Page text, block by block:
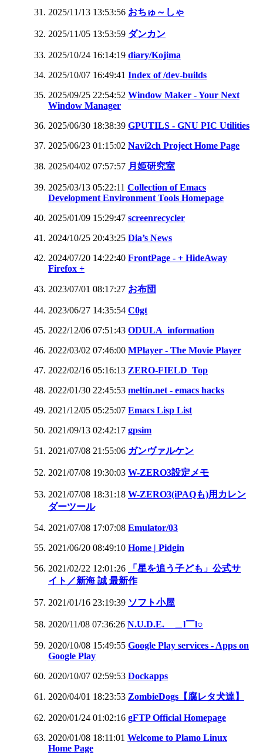
2025/11/13 13:53:56 おちゅ～しゃ
2025/11/05 13:53:59 ダンカン
2025/10/24 16:14:19 diary/Kojima
2025/10/07 16:49:41 Index of /dev-builds
2025/09/25 22:54:52 Window Maker - Your Next
Window Manager
2025/06/30 18:38:39 GPUTILS - GNU PIC Utilities
2025/06/23 01:15:02 Navi2ch Project Home Page
2025/04/02 07:57:57 月姫研究室
2025/03/13 05:22:11 Collection of Emacs
Development Environment Tools Homepage
2025/01/09 15:29:47 screenrecycler
2024/10/25 20:43:25 Dia’s News
2024/07/20 14:22:40 FrontPage - + HideAway
Firefox +
2023/07/01 08:17:27 お布団
2023/06/27 14:35:54 C0gt
2022/12/06 07:51:43 ODULA_information
2022/03/02 07:46:00 MPlayer - The Movie Player
2022/02/16 05:16:13 ZERO-FIELD_Top
2022/01/30 22:45:53 meltin.net - emacs hacks
2021/12/05 05:25:07 Emacs Lisp List
2021/09/13 02:42:17 gpsim
2021/07/08 21:55:06 ガンヴァルケン
2021/07/08 19:30:03 W-ZERO3設定メモ
2021/07/08 18:31:18 W-ZERO3(iPAQも)用カレン
ダーツール
2021/07/08 17:07:08 Emulator/03
2021/06/20 08:49:10 Home | Pidgin
2021/02/22 12:01:26
「星を追う子ども」公式サ
イト／新海 誠 最新作
2021/01/16 23:19:39 ソフト小屋
2020/11/08 07:36:26 N.U.D.E. ＿l￣l○
2020/10/08 15:49:55 Google Play services - Apps on
Google Play
2020/10/07 02:59:53 Dockapps
2020/04/01 18:23:53 ZombieDogs【腐レタ犬達】
2020/01/24 01:02:16 gFTP Official Homepage
2020/01/08 18:11:01 Welcome to Plamo Linux
Home Page